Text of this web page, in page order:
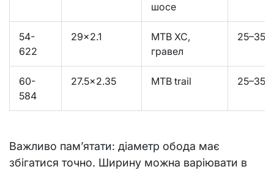
шосе
54-
622
29×2.1
MTB XC,
гравел
25–35
60-
584
27.5×2.35 MTB trail 25–35
Важливо пам’ятати: діаметр обода має
збігатися точно. Ширину можна варіювати в